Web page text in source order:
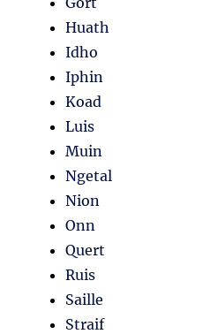
Huath
Idho
Iphin
Koad
Luis
Muin
Ngetal
Nion
Onn
Quert
Ruis
Saille
Straif